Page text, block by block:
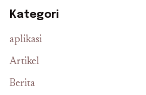
Kategori
aplikasi
Artikel
Berita